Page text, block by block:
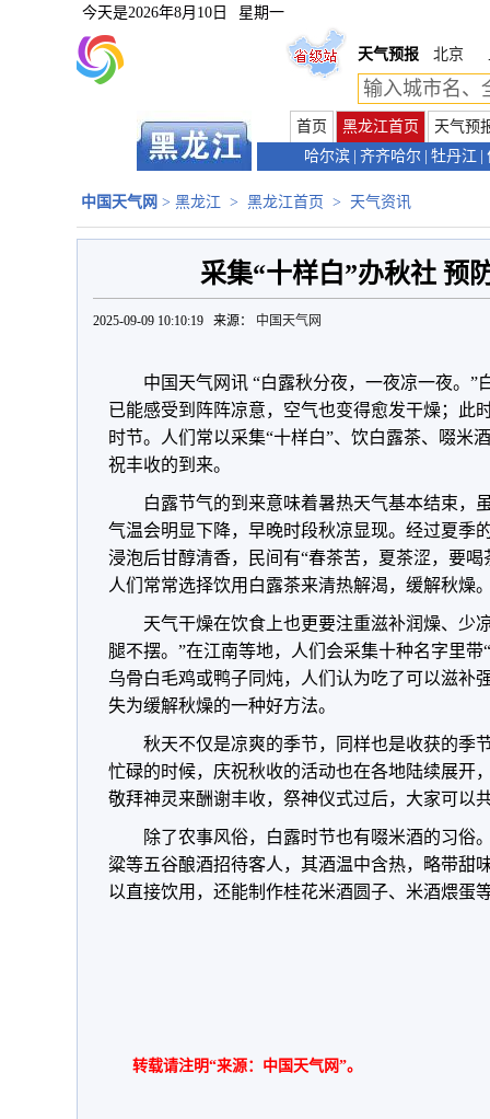
今天是2026年8月10日 星期一
天气预报 北京
首页 黑龙江首页
天气预
哈尔滨 齐齐哈尔 牡丹江
中国天气网 > 黑龙江 > 黑龙江首页 > 天气资讯
采集“十样白”办秋社 预
2025-09-09 10:10:19 来源： 中国天气网
中国天气网讯 “白露秋分夜，一夜凉一夜。
已能感受到阵阵凉意，空气也变得愈发干燥；此
时节。人们常以采集“十样白”、饮白露茶、啜米
祝丰收的到来。
白露节气的到来意味着暑热天气基本结束，
气温会明显下降，早晚时段秋凉显现。经过夏季
浸泡后甘醇清香，民间有“春茶苦，夏茶涩，要
人们常常选择饮用白露茶来清热解渴，缓解秋燥
天气干燥在饮食上也更要注重滋补润燥、少
腿不摆。”在江南等地，人们会采集十种名字里
乌骨白毛鸡或鸭子同炖，人们认为吃了可以滋补
失为缓解秋燥的一种好方法。
秋天不仅是凉爽的季节，同样也是收获的季
忙碌的时候，庆祝秋收的活动也在各地陆续展开
敬拜神灵来酬谢丰收，祭神仪式过后，大家可以
除了农事风俗，白露时节也有啜米酒的习俗
粱等五谷酿酒招待客人，其酒温中含热，略带甜
以直接饮用，还能制作桂花米酒圆子、米酒煨蛋
转载请注明“来源：中国天气网”。